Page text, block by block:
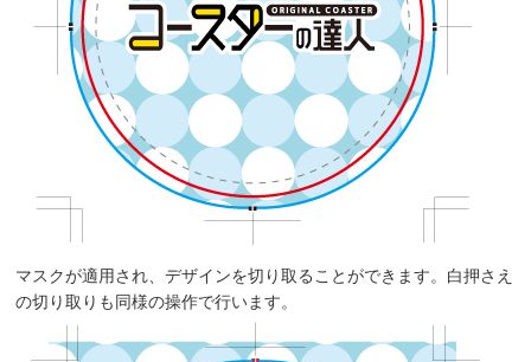
マスクが適用され、デザインを切り取ることができます。白押さえ
の切り取りも同様の操作で行います。